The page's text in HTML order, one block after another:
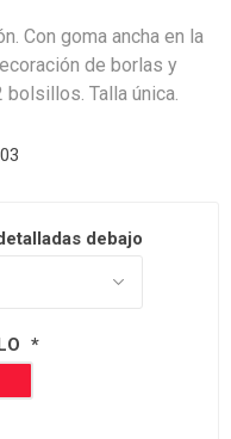
Con goma ancha en la
de borlas y
Talla única.
debajo.
*